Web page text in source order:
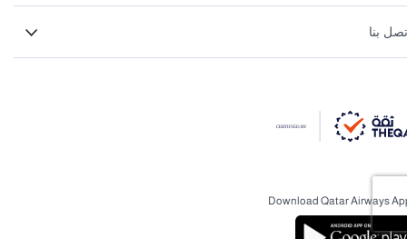
بنا
Download Qatar Airways